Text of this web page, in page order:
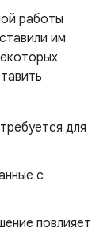
работы
им
для
с
повлияет